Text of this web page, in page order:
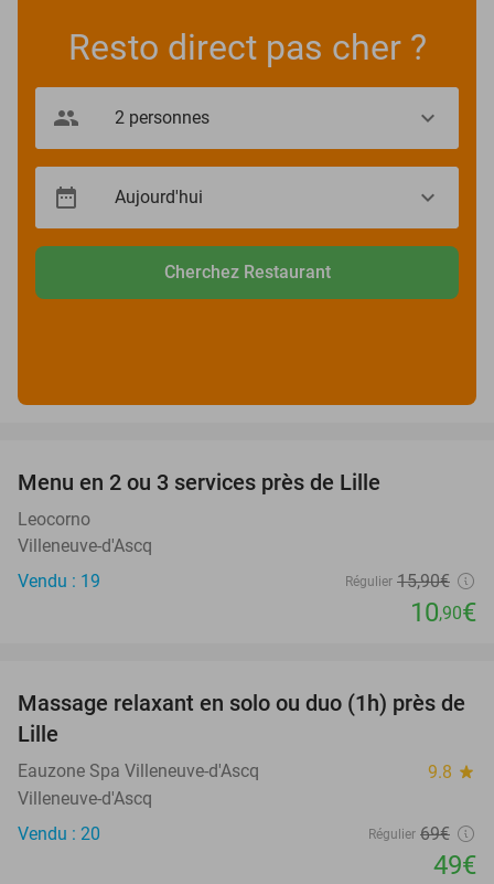
Resto direct pas cher ?
Cherchez Restaurant
Menu en 2 ou 3 services près de Lille
Leocorno
Villeneuve-d'Ascq
Vendu : 19
Régulier 15,90€
10,90€
29%
Massage relaxant en solo ou duo (1h) près de
Lille
Eauzone Spa Villeneuve-d'Ascq 9.8 star
Villeneuve-d'Ascq
Vendu : 20
Régulier 69€
49€